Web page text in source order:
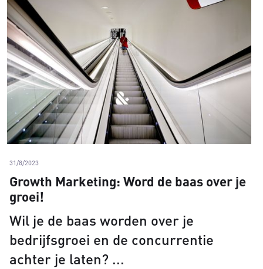
31/8/2023
Growth Marketing: Word de baas over je
groei!
Wil je de baas worden over je
bedrijfsgroei en de concurrentie
achter je laten?